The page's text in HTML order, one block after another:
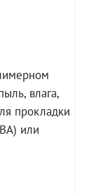
влага,
прокладки
или